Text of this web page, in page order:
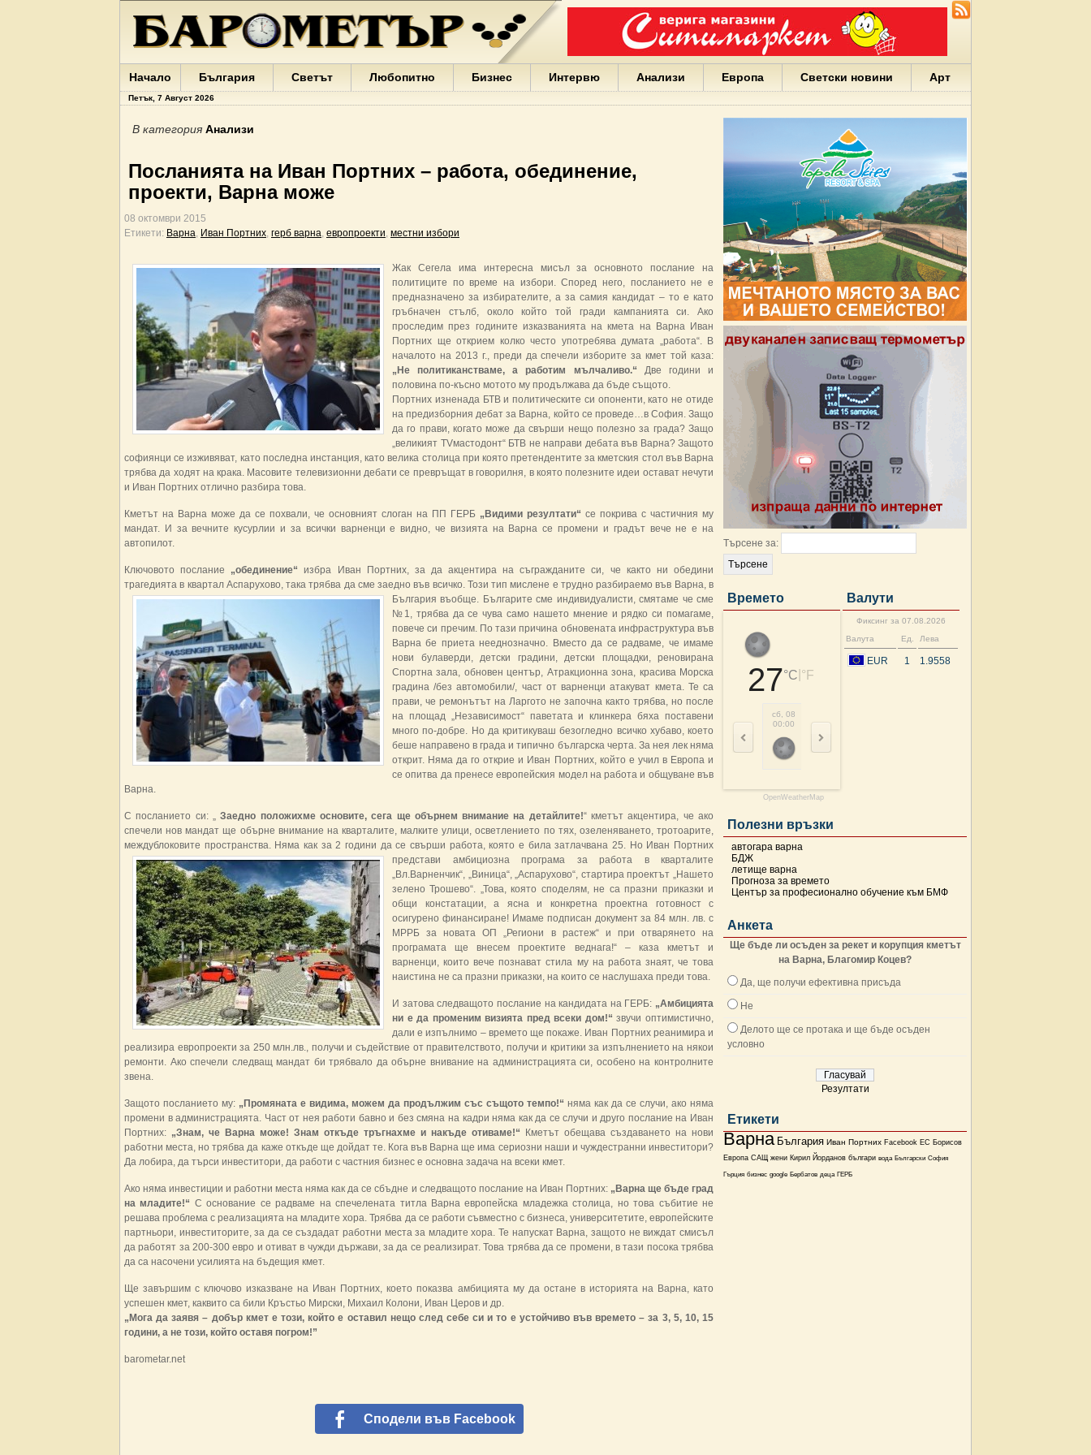
Варна
България
Портних
Facebook
ЕС
Борисов
Европа
Йорданов
българи
google
деца
Бербатов
ГЕРБ
Начало България Светът Любопитно Бизнес Интервю Анализи Европа Светски новини Арт
Петък, 7 Август 2026
Търсене за:
Времето
27°C °F
сб, 08
00:00
03:00
OpenWeatherMap
Валути
Фиксинг за 07.08.2026
Валута
Ед. Лева
EUR 1 1.9558
Полезни връзки
автогара варна
БДЖ
летище варна
Прогноза за времето
Център за професионално обучение към БМФ
Анкета
Ще бъде ли осъден за рекет и корупция кметът
на Варна, Благомир Коцев?
Да, ще получи ефективна присъда
Не
Делото ще се протака и ще бъде осъден
условно
Резултати
Етикети
Варна България Иван Портних Facebook ЕС Борисов
Европа САЩ жени Кирил Йорданов българи вода Български София
Гърция бизнес google Бербатов деца ГЕРБ
В категория Анализи
Посланията на Иван Портних – работа, обединение,
проекти, Варна може
08 октомври 2015
Етикети: Варна, Иван Портних, герб варна, европроекти, местни избори
Жак Сегела има интересна мисъл за основното послание на
политиците по време на избори. Според него, посланието не е
предназначено за избирателите, а за самия кандидат – то е като
гръбначен стълб, около който той гради кампанията си. Ако
проследим през годините изказванията на кмета на Варна Иван
Портних ще открием колко често употребява думата „работа“. В
началото на 2013 г., преди да спечели изборите за кмет той каза:
„Не политиканстваме, а работим мълчаливо.“ Две години и
половина по-късно мотото му продължава да бъде същото.
Портних изненада БТВ и политическите си опоненти, като не отиде
на предизборния дебат за Варна, който се проведе…в София. Защо
да го прави, когато може да свърши нещо полезно за града? Защо
„великият TVмастодонт“ БТВ не направи дебата във Варна? Защото
софиянци се изживяват, като последна инстанция, като велика столица при която претендентите за кметския стол във Варна
трябва да ходят на крака. Масовите телевизионни дебати се превръщат в говорилня, в която полезните идеи остават нечути
и Иван Портних отлично разбира това.
Кметът на Варна може да се похвали, че основният слоган на ПП ГЕРБ „Видими резултати“ се покрива с частичния му
мандат. И за вечните кусурлии и за всички варненци е видно, че визията на Варна се промени и градът вече не е на
автопилот.
Ключовото послание „обединение“ избра Иван Портних, за да акцентира на съгражданите си, че както ни обедини
трагедията в квартал Аспарухово, така трябва да сме заедно във всичко. Този тип мислене е трудно разбираемо във Варна, в
България въобще. Българите сме индивидуалисти, смятаме че сме
№1, трябва да се чува само нашето мнение и рядко си помагаме,
повече си пречим. По тази причина обновената инфраструктура във
Варна бе приета нееднозначно. Вместо да се радваме, че имаме
нови булаверди, детски градини, детски площадки, реновирана
Спортна зала, обновен център, Атракционна зона, красива Морска
градина /без автомобили/, част от варненци атакуват кмета. Те са
прави, че ремонътът на Ларгото не започна както трябва, но после
на площад „Независимост“ паветата и клинкера бяха поставени
много по-добре. Но да критикуваш безогледно всичко хубаво, което
беше направено в града и типично българска черта. За нея лек няма
открит. Няма да го открие и Иван Портних, който е учил в Европа и
се опитва да пренесе европейския модел на работа и общуване във
Варна.
С посланието си: „Заедно положихме основите, сега ще обърнем внимание на детайлите!“ кметът акцентира, че ако
спечели нов мандат ще обърне внимание на кварталите, малките улици, осветлението по тях, озеленяването, тротоарите,
междублоковите пространства. Няма как за 2 години да се свърши работа, която е била затлачвана 25. Но Иван Портних
представи амбициозна програма за работа в кварталите
„Вл.Варненчик“, „Виница“, „Аспарухово“, стартира проектът „Нашето
зелено Трошево“. „Това, която споделям, не са празни приказки и
общи констатации, а ясна и конкретна проектна готовност с
осигурено финансиране! Имаме подписан документ за 84 млн. лв. с
МРРБ за новата ОП „Региони в растеж“ и при отварянето на
програмата ще внесем проектите веднага!“ – каза кметът и
варненци, които вече познават стила му на работа знаят, че това
наистина не са празни приказки, на които се наслушаха преди това.
И затова следващото послание на кандидата на ГЕРБ: „Амбицията
ни е да променим визията пред всеки дом!“ звучи оптимистично,
дали е изпълнимо – времето ще покаже. Иван Портних реанимира и
реализира европроекти за 250 млн.лв., получи и съдействие от правителството, получи и критики за изпълнението на някои
ремонти. Ако спечели следващ мандат би трябвало да обърне внивание на администрацията си, особено на контролните
звена.
Защото посланието му: „Промяната е видима, можем да продължим със същото темпо!“ няма как да се случи, ако няма
промени в администрацията. Част от нея работи бавно и без смяна на кадри няма как да се случи и друго послание на Иван
Портних: „Знам, че Варна може! Знам откъде тръгнахме и накъде отиваме!“ Кметът обещава създаването на нови
работни места, но трябва да каже откъде ще дойдат те. Кога във Варна ще има сериозни наши и чуждестранни инвеститори?
Да лобира, да търси инвеститори, да работи с частния бизнес е основна задача на всеки кмет.
Ако няма инвестиции и работни места няма как да се сбъдне и следващото послание на Иван Портних:„Варна ще бъде град
на младите!“ С основание се радваме на спечелената титла Варна европейска младежка столица, но това събитие не
решава проблема с реализацията на младите хора. Трябва да се работи съвместно с бизнеса, университетите, европейските
партньори, инвеститорите, за да се създадат работни места за младите хора. Те напускат Варна, защото не виждат смисъл
да работят за 200-300 евро и отиват в чужди държави, за да се реализират. Това трябва да се промени, в тази посока трябва
да са насочени усилията на бъдещия кмет.
Ще завършим с ключово изказване на Иван Портних, което показва амбицията му да остане в историята на Варна, като
успешен кмет, каквито са били Кръстьо Мирски, Михаил Колони, Иван Церов и др.
„Мога да заявя – добър кмет е този, който е оставил нещо след себе си и то е устойчиво във времето – за 3, 5, 10, 15
години, а не този, който оставя погром!”
barometar.net
Сподели във Facebook